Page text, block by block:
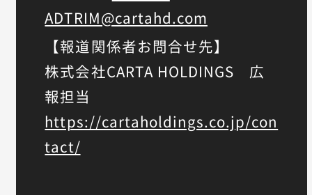
ADTRIM@cartahd.com
【報道関係者お問合せ先】
株式会社CARTA HOLDINGS 広
報担当
https://cartaholdings.co.jp/con
tact/